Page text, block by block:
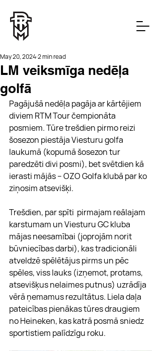
LM veiksmīga nedēļa
golfā
May 20, 20242 min read
Pagājušā nedēļa pagāja ar kārtējiem
diviem RTM Tour čempionāta
posmiem. Tūre trešdien pirmo reizi
šosezon piestāja Viesturu golfa
laukumā (kopumā šosezon tur
paredzēti divi posmi), bet svētdien kā
ierasti mājās – OZO Golfa klubā par ko
ziņosim atsevišķi.
Trešdien, par spīti  pirmajam reālajam
karstumam un Viesturu GC kluba
mājas neesamībai (joprojām norit
būvniecības darbi), kas tradicionāli
atveldzē spēlētājus pirms un pēc
spēles, viss lauks (izņemot, protams,
atsevišķus nelaimes putnus) uzrādīja
vērā ņemamus rezultātus. Liela daļa
pateicības pienākas tūres draugiem
no Heineken, kas katrā posmā sniedz
sportistiem palīdzīgu roku.